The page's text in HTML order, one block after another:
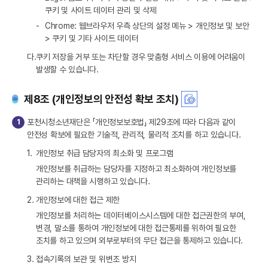
쿠키 및 사이트 데이터 관리 및 삭제
-
Chrome: 웹브라우저 우측 상단의 설정 메뉴 > 개인정보 및 보안
> 쿠키 및 기타 사이트 데이터
다.쿠키 저장을 거부 또는 차단할 경우 맞춤형 서비스 이용에 어려움이
발생할 수 있습니다.
제8조 (개인정보의 안전성 확보 조치)
1
포천시청소년재단은 「개인정보보호법」 제29조에 따라 다음과 같이
안전성 확보에 필요한 기술적, 관리적, 물리적 조치를 하고 있습니다.
1. 개인정보 취급 담당자의 최소화 및 프로그램
개인정보를 취급하는 담당자를 지정하고 최소화하여 개인정보를
관리하는 대책을 시행하고 있습니다.
2. 개인정보에 대한 접근 제한
개인정보를 처리하는 데이터베이스시스템에 대한 접근권한의 부여,
변경, 말소를 통하여 개인정보에 대한 접근통제를 위하여 필요한
조치를 하고 있으며 외부로부터의 무단 접근을 통제하고 있습니다.
3. 접속기록의 보관 및 위변조 방지